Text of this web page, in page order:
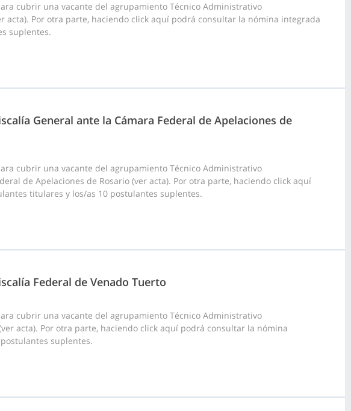
cubrir una vacante del agrupamiento Técnico Administrativo
acta). Por otra parte, haciendo click aquí podrá consultar la nómina integrada
suplentes.
General ante la Cámara Federal de Apelaciones de
cubrir una vacante del agrupamiento Técnico Administrativo
de Apelaciones de Rosario (ver acta). Por otra parte, haciendo click aquí
titulares y los/as 10 postulantes suplentes.
Federal de Venado Tuerto
cubrir una vacante del agrupamiento Técnico Administrativo
acta). Por otra parte, haciendo click aquí podrá consultar la nómina
suplentes.